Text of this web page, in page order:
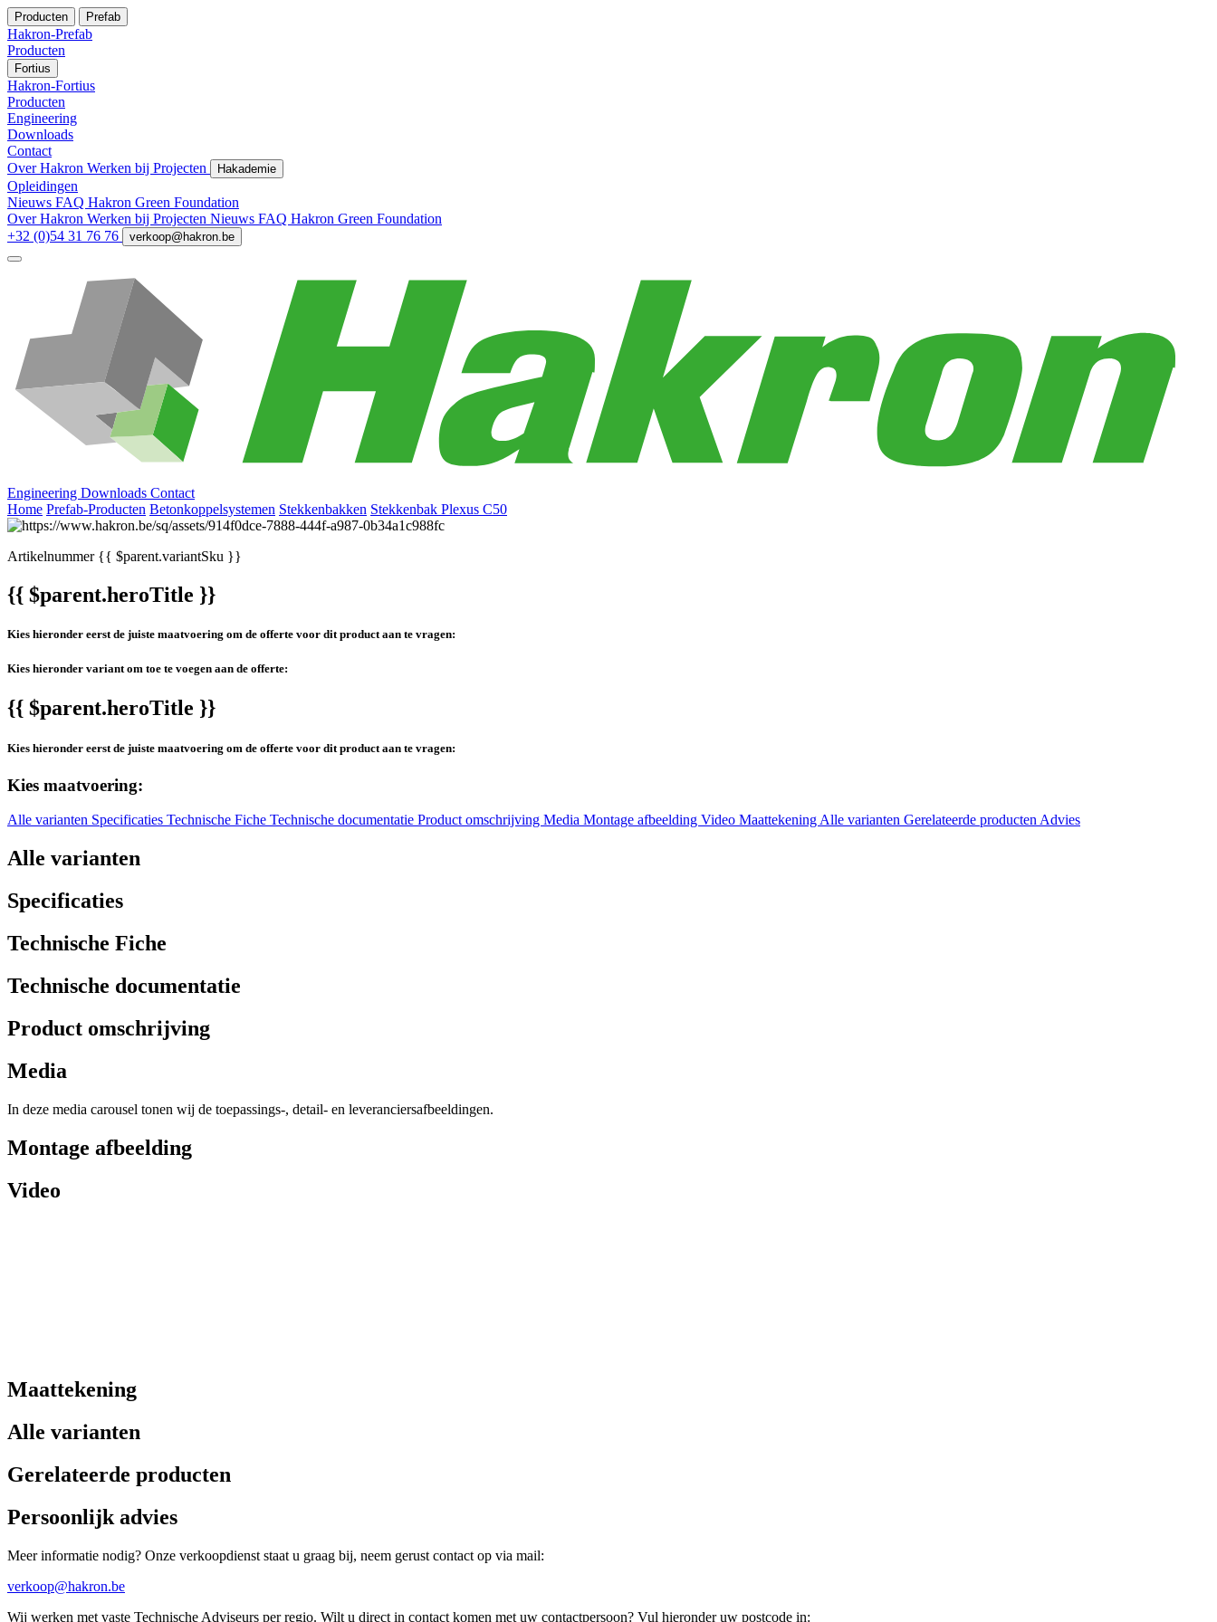
Producten Prefab
Hakron-Prefab
Producten
Fortius
Hakron-Fortius
Producten
Engineering
Downloads
Contact
Over Hakron Werken bij Projecten Hakademie
Opleidingen
Nieuws FAQ Hakron Green Foundation
Over Hakron Werken bij Projecten Nieuws FAQ Hakron Green Foundation
+32 (0)54 31 76 76
verkoop@hakron.be
Engineering Downloads Contact
Home Prefab-Producten Betonkoppelsystemen Stekkenbakken Stekkenbak Plexus C50
Artikelnummer{{ $parent.variantSku }}
{{ $parent.heroTitle }}
Kies hieronder eerst de juiste maatvoering om de offerte voor dit product aan te vragen:
Kies hieronder variant om toe te voegen aan de offerte:
{{ $parent.heroTitle }}
Kies hieronder eerst de juiste maatvoering om de offerte voor dit product aan te vragen:
Kies maatvoering:
Alle varianten Specificaties Technische Fiche Technische documentatie Product omschrijving Media Montage afbeelding Video MaattekeningAlle varianten Gerelateerde productenAdvies
Alle varianten
Specificaties
Technische Fiche
Technische documentatie
Product omschrijving
Media
In deze media carousel tonen wij de toepassings-, detail- en leveranciersafbeeldingen.
Montage afbeelding
Video
Maattekening
Alle varianten
Gerelateerde producten
Persoonlijk advies
Meer informatie nodig? Onze verkoopdienst staat u graag bij, neem gerust contact op via mail:
verkoop@hakron.be
Wij werken met vaste Technische Adviseurs per regio. Wilt u direct in contact komen met uw contactpersoon? Vul hieronder uw postcode in: